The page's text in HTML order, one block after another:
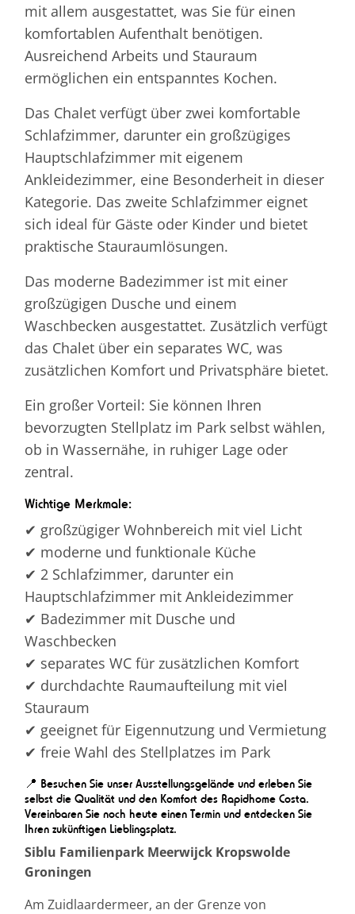
mit allem ausgestattet, was Sie für einen
komfortablen Aufenthalt benötigen.
Ausreichend Arbeits und Stauraum
ermöglichen ein entspanntes Kochen.
Das Chalet verfügt über zwei komfortable
Schlafzimmer, darunter ein großzügiges
Hauptschlafzimmer mit eigenem
Ankleidezimmer, eine Besonderheit in dieser
Kategorie. Das zweite Schlafzimmer eignet
sich ideal für Gäste oder Kinder und bietet
praktische Stauraumlösungen.
Das moderne Badezimmer ist mit einer
großzügigen Dusche und einem
Waschbecken ausgestattet. Zusätzlich verfügt
das Chalet über ein separates WC, was
zusätzlichen Komfort und Privatsphäre bietet.
Ein großer Vorteil: Sie können Ihren
bevorzugten Stellplatz im Park selbst wählen,
ob in Wassernähe, in ruhiger Lage oder
zentral.
Wichtige Merkmale:
✔ großzügiger Wohnbereich mit viel Licht
✔ moderne und funktionale Küche
✔ 2 Schlafzimmer, darunter ein
Hauptschlafzimmer mit Ankleidezimmer
✔ Badezimmer mit Dusche und
Waschbecken
✔ separates WC für zusätzlichen Komfort
✔ durchdachte Raumaufteilung mit viel
Stauraum
✔ geeignet für Eigennutzung und Vermietung
✔ freie Wahl des Stellplatzes im Park
📍 Besuchen Sie unser Ausstellungsgelände und erleben Sie
selbst die Qualität und den Komfort des Rapidhome Costa.
Vereinbaren Sie noch heute einen Termin und entdecken Sie
Ihren zukünftigen Lieblingsplatz.
Siblu Familienpark Meerwijck Kropswolde
Groningen
Am Zuidlaardermeer, an der Grenze von